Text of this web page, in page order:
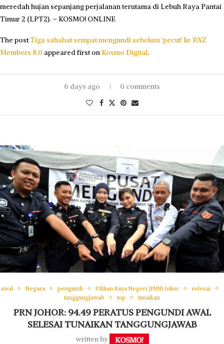
meredah hujan sepanjang perjalanan terutama di Lebuh Raya Pantai
Timur 2 (LPT2). – KOSMO! ONLINE
The postTiga sahabat sempat mengundi sebelum ‘pecut’ ke RXZ
Members 8.0 appeared first on Kosmo Digital.
6 days ago 0 comments
awal Negara pengundi Pilihan Raya Negeri (PRN) Johor
selesai
tanggungjawab
top tunaikan
PRN JOHOR: 94.49 PERATUS PENGUNDI AWAL
SELESAI TUNAIKAN TANGGUNGJAWAB
written by